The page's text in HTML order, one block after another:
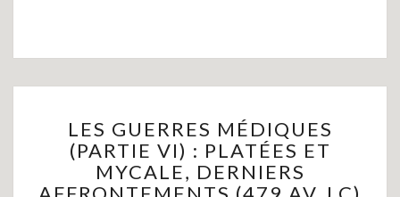
GUERRES
MÉDIQUES
(PARTIE
VI)
LES GUERRES MÉDIQUES
(PARTIE VI) : PLATÉES ET
MYCALE, DERNIERS